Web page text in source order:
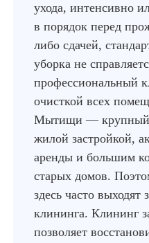
ухода, интенсивно
в порядок перед
либо сдачей,
уборка не
профессиональный
очисткой всех
Мытищи — крупный
жилой застройкой,
аренды и большим
старых домов.
здесь часто выходят
клининга. Клининг
позволяет